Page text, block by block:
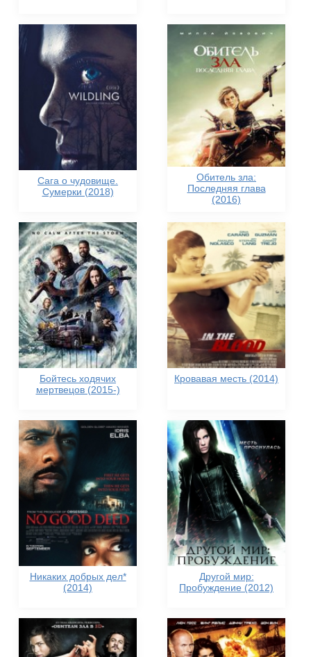
Сага о чудовище.
Сумерки (2018)
Обитель зла:
Последняя глава
(2016)
Бойтесь ходячих
мертвецов (2015-)
Кровавая месть (2014)
Никаких добрых дел*
(2014)
Другой мир:
Пробуждение (2012)